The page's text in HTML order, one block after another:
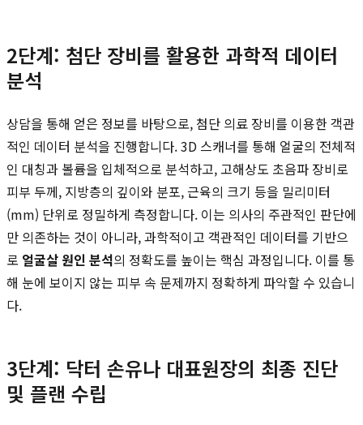
2단계: 첨단 장비를 활용한 과학적 데이터
분석
상담을 통해 얻은 정보를 바탕으로, 첨단 의료 장비를 이용한 객관
적인 데이터 분석을 진행합니다. 3D 스캐너를 통해 얼굴의 전체적
인 대칭과 볼륨을 입체적으로 분석하고, 고해상도 초음파 장비로
피부 두께, 지방층의 깊이와 분포, 근육의 크기 등을 밀리미터
(mm) 단위로 정밀하게 측정합니다. 이는 의사의 주관적인 판단에
만 의존하는 것이 아니라, 과학적이고 객관적인 데이터를 기반으
로 얼굴살 원인 분석의 정확도를 높이는 핵심 과정입니다. 이를 통
해 눈에 보이지 않는 피부 속 문제까지 정확하게 파악할 수 있습니
다.
3단계: 닥터 손유나 대표원장의 최종 진단
및 플랜 수립